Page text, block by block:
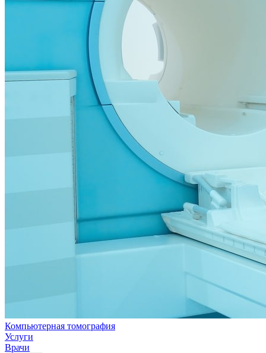
Компьютерная томография
Услуги
Врачи